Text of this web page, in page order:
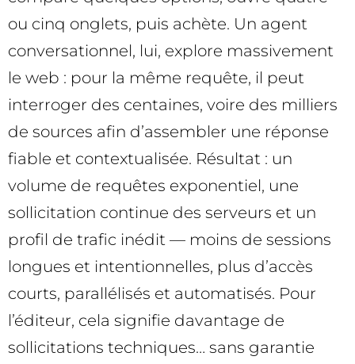
ou cinq onglets, puis achète. Un agent
conversationnel, lui, explore massivement
le web : pour la même requête, il peut
interroger des centaines, voire des milliers
de sources afin d’assembler une réponse
fiable et contextualisée. Résultat : un
volume de requêtes exponentiel, une
sollicitation continue des serveurs et un
profil de trafic inédit — moins de sessions
longues et intentionnelles, plus d’accès
courts, parallélisés et automatisés. Pour
l’éditeur, cela signifie davantage de
sollicitations techniques… sans garantie